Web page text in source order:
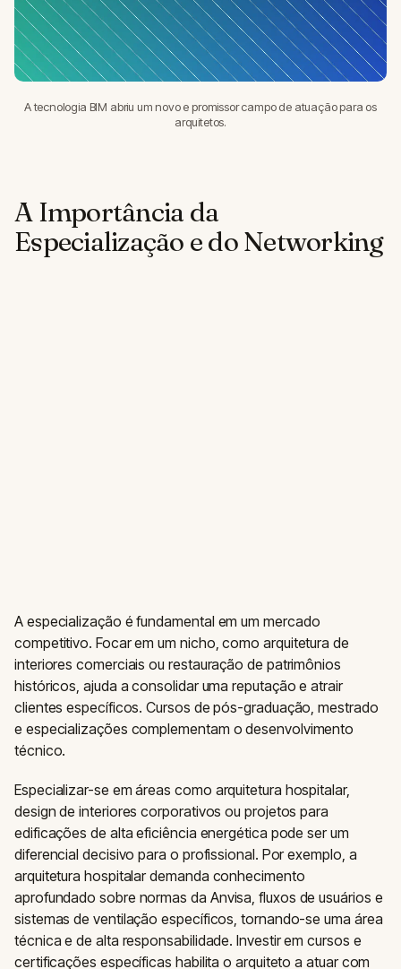
A tecnologia BIM abriu um novo e promissor campo de atuação para os
arquitetos.
A Importância da
Especialização e do Networking
A especialização é fundamental em um mercado
competitivo. Focar em um nicho, como arquitetura de
interiores comerciais ou restauração de patrimônios
históricos, ajuda a consolidar uma reputação e atrair
clientes específicos. Cursos de pós-graduação, mestrado
e especializações complementam o desenvolvimento
técnico.
Especializar-se em áreas como arquitetura hospitalar,
design de interiores corporativos ou projetos para
edificações de alta eficiência energética pode ser um
diferencial decisivo para o profissional. Por exemplo, a
arquitetura hospitalar demanda conhecimento
aprofundado sobre normas da Anvisa, fluxos de usuários e
sistemas de ventilação específicos, tornando-se uma área
técnica e de alta responsabilidade. Investir em cursos e
certificações específicas habilita o arquiteto a atuar com